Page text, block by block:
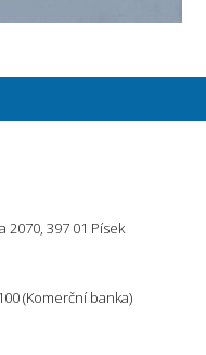
2070, 397 01 Písek
(Komerční banka)